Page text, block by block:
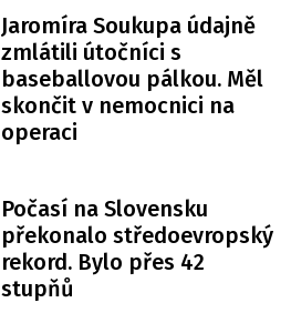
Jaromíra Soukupa údajně
zmlátili útočníci s
baseballovou pálkou. Měl
skončit v nemocnici na
operaci
Počasí na Slovensku
překonalo středoevropský
rekord. Bylo přes 42
stupňů